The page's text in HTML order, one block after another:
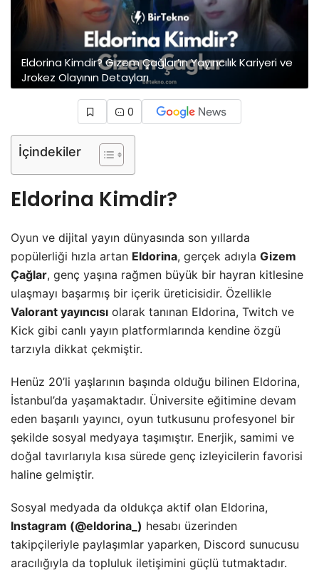
Eldorina Kimdir? Gizem Çağlar’ın Yayıncılık Kariyeri ve
Jrokez Olayının Detayları
0
İçindekiler
Eldorina Kimdir?
Oyun ve dijital yayın dünyasında son yıllarda
popülerliği hızla artan Eldorina, gerçek adıyla Gizem
Çağlar, genç yaşına rağmen büyük bir hayran kitlesine
ulaşmayı başarmış bir içerik üreticisidir. Özellikle
Valorant yayıncısı olarak tanınan Eldorina, Twitch ve
Kick gibi canlı yayın platformlarında kendine özgü
tarzıyla dikkat çekmiştir.
Henüz 20’li yaşlarının başında olduğu bilinen Eldorina,
İstanbul’da yaşamaktadır. Üniversite eğitimine devam
eden başarılı yayıncı, oyun tutkusunu profesyonel bir
şekilde sosyal medyaya taşımıştır. Enerjik, samimi ve
doğal tavırlarıyla kısa sürede genç izleyicilerin favorisi
haline gelmiştir.
Sosyal medyada da oldukça aktif olan Eldorina,
Instagram (@eldorina_) hesabı üzerinden
takipçileriyle paylaşımlar yaparken, Discord sunucusu
aracılığıyla da topluluk iletişimini güçlü tutmaktadır.